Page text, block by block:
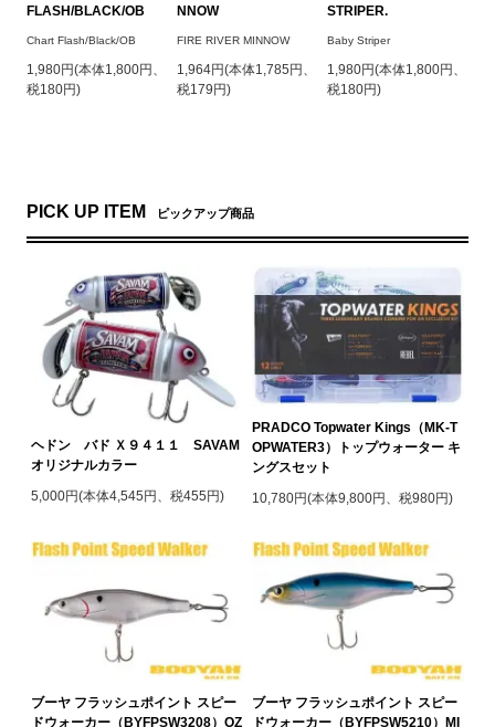
FLASH/BLACK/OB
Chart Flash/Black/OB
1,980円(本体1,800円、
税180円)
NNOW
FIRE RIVER MINNOW
1,964円(本体1,785円、
税179円)
STRIPER.
Baby Striper
1,980円(本体1,800円、
税180円)
PICK UP ITEM ピックアップ商品
ヘドン バド Ｘ９４１１ SAVAM
オリジナルカラー
5,000円(本体4,545円、税455円)
PRADCO Topwater Kings（MK-T
OPWATER3）トップウォーター キ
ングスセット
10,780円(本体9,800円、税980円)
ブーヤ フラッシュポイント スピー
ドウォーカー（BYFPSW3208）OZ
ブーヤ フラッシュポイント スピー
ドウォーカー（BYFPSW5210）MI